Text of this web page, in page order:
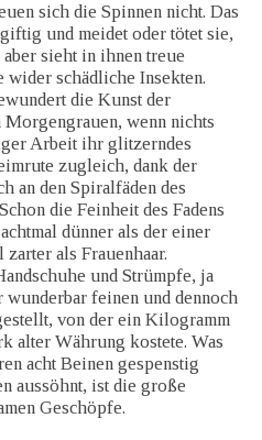
sich die Spinnen nicht. Das
und meidet oder tötet sie,
sieht in ihnen treue
wider schädliche Insekten.
die Kunst der
wenn nichts
Arbeit ihr glitzerndes
zugleich, dank der
an den Spiralfäden des
die Feinheit des Fadens
dünner als der einer
als Frauenhaar.
und Strümpfe, ja
feinen und dennoch
von der ein Kilogramm
alter Währung kostete. Was
acht Beinen gespenstig
aussöhnt, ist die große
Geschöpfe.